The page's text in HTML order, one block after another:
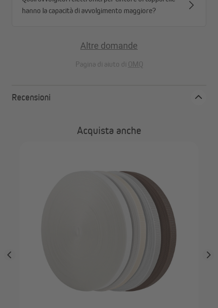
hanno la capacità di avvolgimento maggiore?
Altre domande
Pagina di aiuto di OMQ
Recensioni
Acquista anche